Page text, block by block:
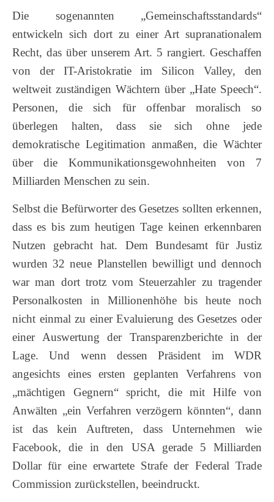
Die sogenannten „Gemeinschaftsstandards“
entwickeln sich dort zu einer Art supranationalem
Recht, das über unserem Art. 5 rangiert. Geschaffen
von der IT-Aristokratie im Silicon Valley, den
weltweit zuständigen Wächtern über „Hate Speech“.
Personen, die sich für offenbar moralisch so
überlegen halten, dass sie sich ohne jede
demokratische Legitimation anmaßen, die Wächter
über die Kommunikationsgewohnheiten von 7
Milliarden Menschen zu sein.
Selbst die Befürworter des Gesetzes sollten erkennen,
dass es bis zum heutigen Tage keinen erkennbaren
Nutzen gebracht hat. Dem Bundesamt für Justiz
wurden 32 neue Planstellen bewilligt und dennoch
war man dort trotz vom Steuerzahler zu tragender
Personalkosten in Millionenhöhe bis heute noch
nicht einmal zu einer Evaluierung des Gesetzes oder
einer Auswertung der Transparenzberichte in der
Lage. Und wenn dessen Präsident im WDR
angesichts eines ersten geplanten Verfahrens von
„mächtigen Gegnern“ spricht, die mit Hilfe von
Anwälten „ein Verfahren verzögern könnten“, dann
ist das kein Auftreten, dass Unternehmen wie
Facebook, die in den USA gerade 5 Milliarden
Dollar für eine erwartete Strafe der Federal Trade
Commission zurückstellen, beeindruckt.